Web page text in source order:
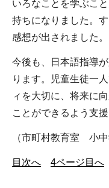
いろなことを学ぶこ
持ちになりました。
感想が出されました。
今後も、日本語指導
ります。児童生徒一
ィを大切に、将来に
ことができるよう支援
（市町村教育室 小中
目次へ 4ページ目へ